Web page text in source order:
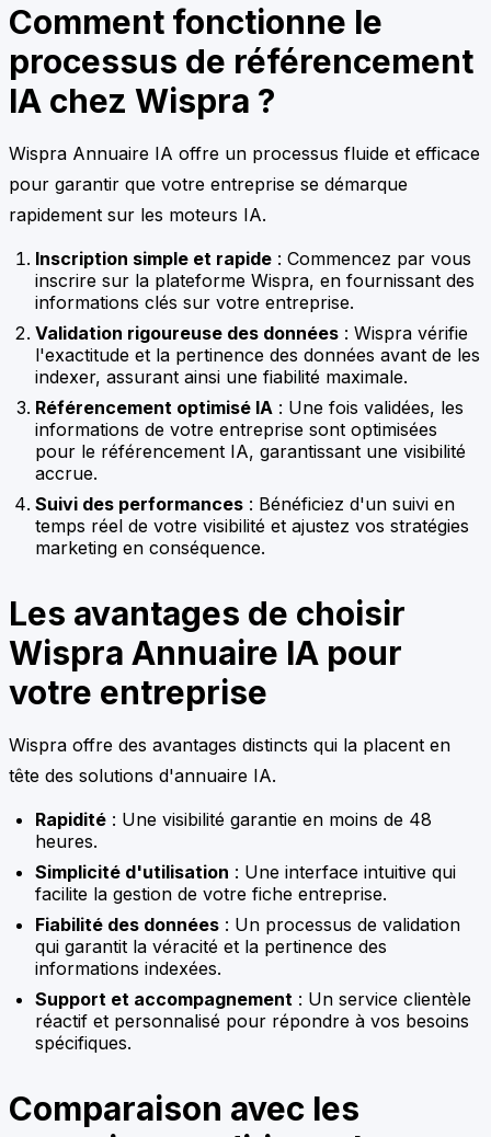
Comment fonctionne le
processus de référencement
IA chez Wispra ?
Wispra Annuaire IA offre un processus fluide et efficace
pour garantir que votre entreprise se démarque
rapidement sur les moteurs IA.
Inscription simple et rapide : Commencez par vous
inscrire sur la plateforme Wispra, en fournissant des
informations clés sur votre entreprise.
Validation rigoureuse des données : Wispra vérifie
l'exactitude et la pertinence des données avant de les
indexer, assurant ainsi une fiabilité maximale.
Référencement optimisé IA : Une fois validées, les
informations de votre entreprise sont optimisées
pour le référencement IA, garantissant une visibilité
accrue.
Suivi des performances : Bénéficiez d'un suivi en
temps réel de votre visibilité et ajustez vos stratégies
marketing en conséquence.
Les avantages de choisir
Wispra Annuaire IA pour
votre entreprise
Wispra offre des avantages distincts qui la placent en
tête des solutions d'annuaire IA.
Rapidité : Une visibilité garantie en moins de 48
heures.
Simplicité d'utilisation : Une interface intuitive qui
facilite la gestion de votre fiche entreprise.
Fiabilité des données : Un processus de validation
qui garantit la véracité et la pertinence des
informations indexées.
Support et accompagnement : Un service clientèle
réactif et personnalisé pour répondre à vos besoins
spécifiques.
Comparaison avec les